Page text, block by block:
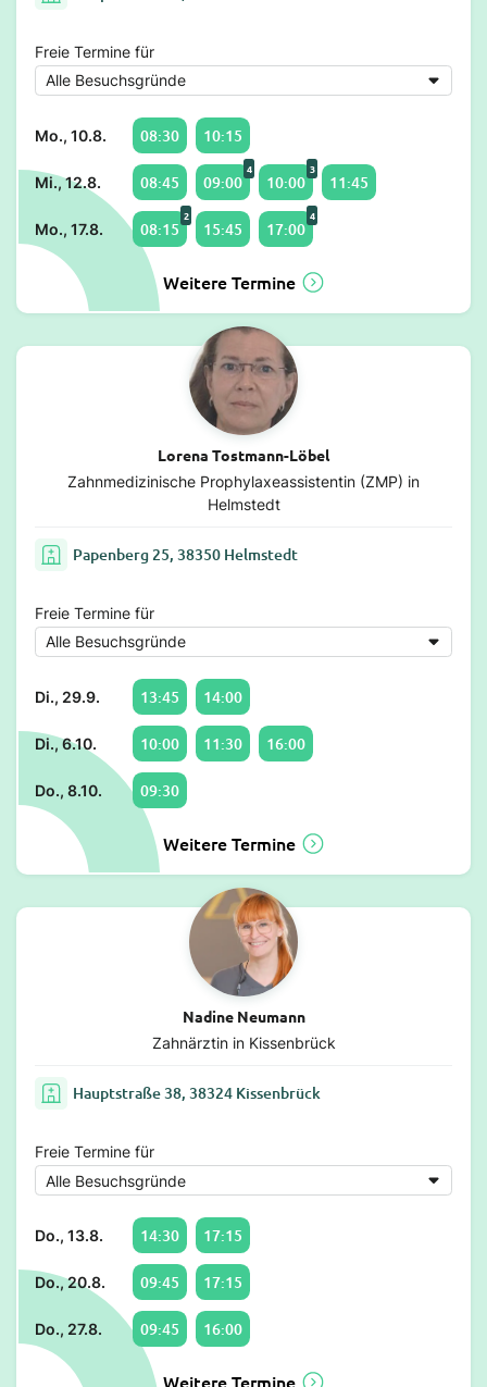
Freie Termine für
Mo., 10.8. 08:30 10:15
Mi., 12.8. 08:45 09:00
4
10:00
3
11:45
Mo., 17.8. 08:15
2
15:45 17:00
4
Weitere Termine
Lorena Tostmann-Löbel
Zahnmedizinische Prophylaxeassistentin (ZMP) in
Helmstedt
Papenberg 25, 38350 Helmstedt
Freie Termine für
Di., 29.9. 13:45 14:00
Di., 6.10. 10:00 11:30 16:00
Do., 8.10. 09:30
Weitere Termine
Nadine Neumann
Zahnärztin in Kissenbrück
Hauptstraße 38, 38324 Kissenbrück
Freie Termine für
Do., 13.8. 14:30 17:15
Do., 20.8. 09:45 17:15
Do., 27.8. 09:45 16:00
Weitere Termine